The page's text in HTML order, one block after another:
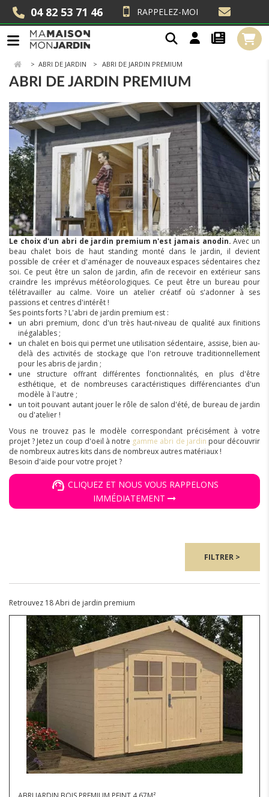
04 82 53 71 46 RAPPELEZ-MOI
> ABRI DE JARDIN ABRI DE JARDIN PREMIUM
ABRI DE JARDIN PREMIUM
Le choix d'un abri de jardin premium n'est jamais anodin. Avec un
beau chalet bois de haut standing monté dans le jardin, il devient
possible de créer et d'aménager de nouveaux espaces sédentaires chez
soi. Ce peut être un salon de jardin, afin de recevoir en extérieur sans
craindre les imprévus météorologiques. Ce peut être un bureau pour
télétravailler au calme. Voire un atelier créatif où s'adonner à ses
passions et centres d'intérêt !
Ses points forts ? L'abri de jardin premium est :
un abri premium, donc d'un très haut-niveau de qualité aux finitions
inégalables ;
un chalet en bois qui permet une utilisation sédentaire, assise, bien au-
delà des activités de stockage que l'on retrouve traditionnellement
pour les abris de jardin ;
une structure offrant différentes fonctionnalités, en plus d'être
esthétique, et de nombreuses caractéristiques différenciantes d'un
modèle à l'autre ;
un toit pouvant autant jouer le rôle de salon d'été, de bureau de jardin
ou d'atelier !
Vous ne trouvez pas le modèle correspondant précisément à votre
projet ? Jetez un coup d'oeil à notre gamme abri de jardin pour découvrir
de nombreux autres kits dans de nombreux autres matériaux !
Besoin d'aide pour votre projet ?
CLIQUEZ ET NOUS VOUS RAPPELONS
IMMÉDIATEMENT
FILTRER >
Retrouvez 18 Abri de jardin premium